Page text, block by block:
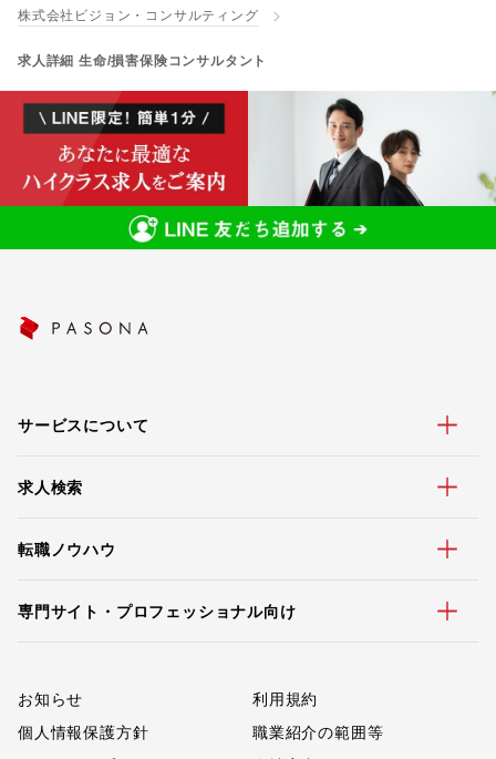
株式会社ビジョン・コンサルティング
求人詳細 生命/損害保険コンサルタント
サービスについて
求人検索
転職ノウハウ
専門サイト・プロフェッショナル向け
お知らせ
利用規約
個人情報保護方針
職業紹介の範囲等